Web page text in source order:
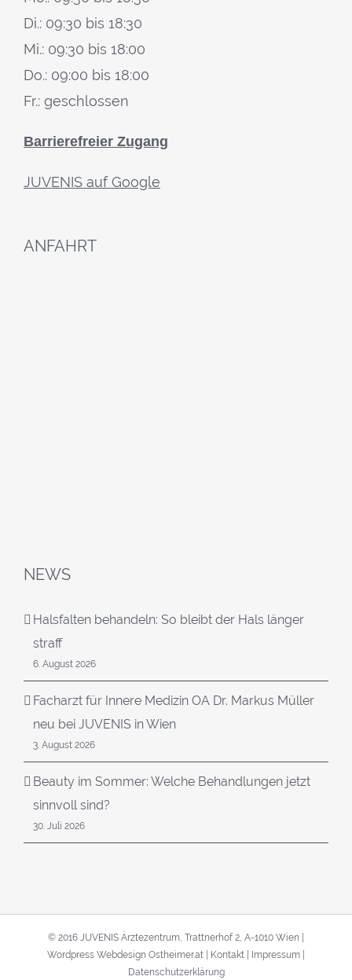
Di.: 09:30 bis 18:30
Mi.: 09:30 bis 18:00
Do.: 09:00 bis 18:00
Fr.: geschlossen
Barrierefreier Zugang
JUVENIS auf Google
ANFAHRT
NEWS
Halsfalten behandeln: So bleibt der Hals länger
straff
6. August 2026
Facharzt für Innere Medizin OA Dr. Markus Müller
neu bei JUVENIS in Wien
3. August 2026
Beauty im Sommer: Welche Behandlungen jetzt
sinnvoll sind?
30. Juli 2026
© 2016 JUVENIS Ärztezentrum, Trattnerhof 2, A-1010 Wien |
Wordpress Webdesign Ostheimer.at
Kontakt Impressum
Datenschutzerklärung